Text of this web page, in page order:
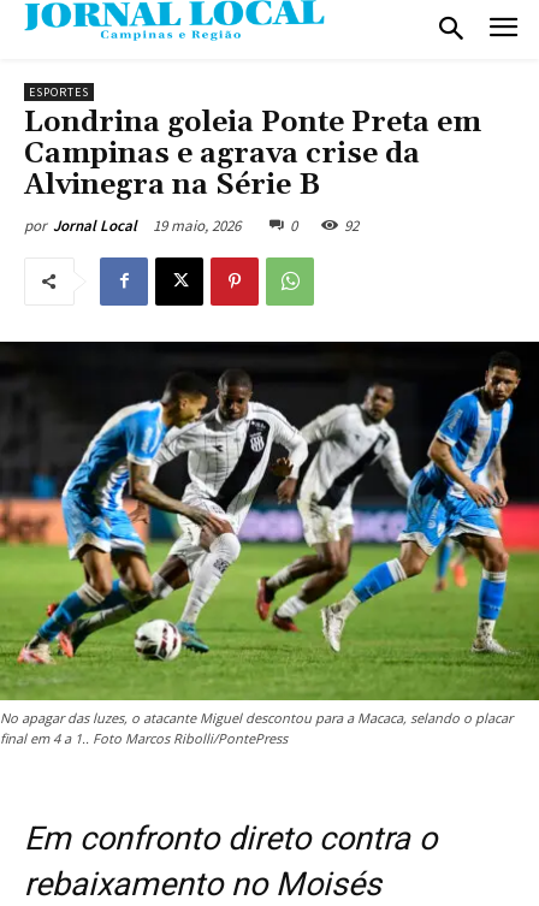
ESPORTES
Londrina goleia Ponte Preta em
Campinas e agrava crise da
Alvinegra na Série B
por Jornal Local 19 maio, 2026 0 92
No apagar das luzes, o atacante Miguel descontou para a Macaca, selando o placar
final em 4 a 1.. Foto Marcos Ribolli/PontePress
Em confronto direto contra o
rebaixamento no Moisés